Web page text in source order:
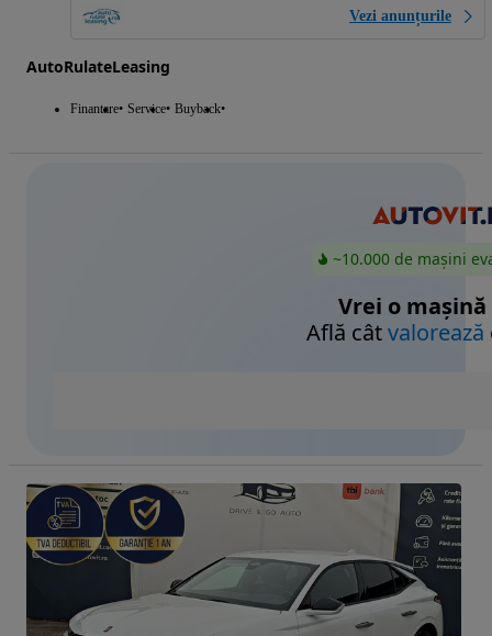
Vezi anunțurile
AutoRulateLeasing
Finantare Service Buyback
~10.000 de mașini
Vrei o mașină
Află câtvalorează